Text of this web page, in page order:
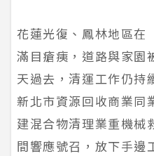
花蓮光復、鳳林地區在
滿目瘡痍，道路與家園
天過去，清運工作仍持
新北市資源回收商業同
建混合物清理業重機械
間響應號召，放下手邊